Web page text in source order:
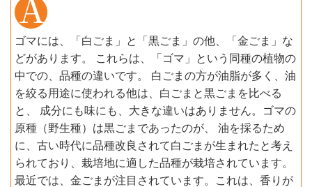
ゴマには、「白ごま」と「黒ごま」の他、「金ごま」な
どがあります。 これらは、「ゴマ」という同種の植物の
中での、品種の違いです。 白ごまの方が油脂が多く、油
を絞る用途に使われる他は、白ごまと黒ごまを比べる
と、 成分にも味にも、大きな違いはありません。ゴマの
原種（野生種）は黒ごまであったのが、 油を採るため
に、古い時代に品種改良されて白ごまが生まれたと考え
られており、栽培地に適した品種が栽培されています。
最近では、金ごまが注目されています。これは、香りが